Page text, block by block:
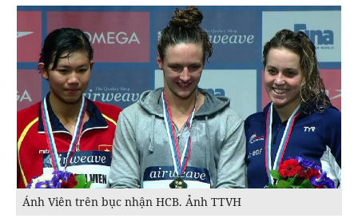
Ánh Viên trên bục nhận HCB. Ảnh TTVH